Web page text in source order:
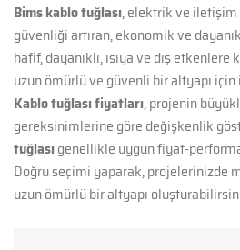
Bims kablo tuğlası, elektrik ve
güvenliği artıran, ekonomik ve
hafif, dayanıklı, ısıya ve dış etkenlere
uzun ömürlü ve güvenli bir altyapı
Kablo tuğlası fiyatları, projenin
gereksinimlerine göre değişkenlik
tuğlasıgenellikle uygun fiyat-
Doğru seçimi yaparak, projelerinizde
uzun ömürlü bir altyapı